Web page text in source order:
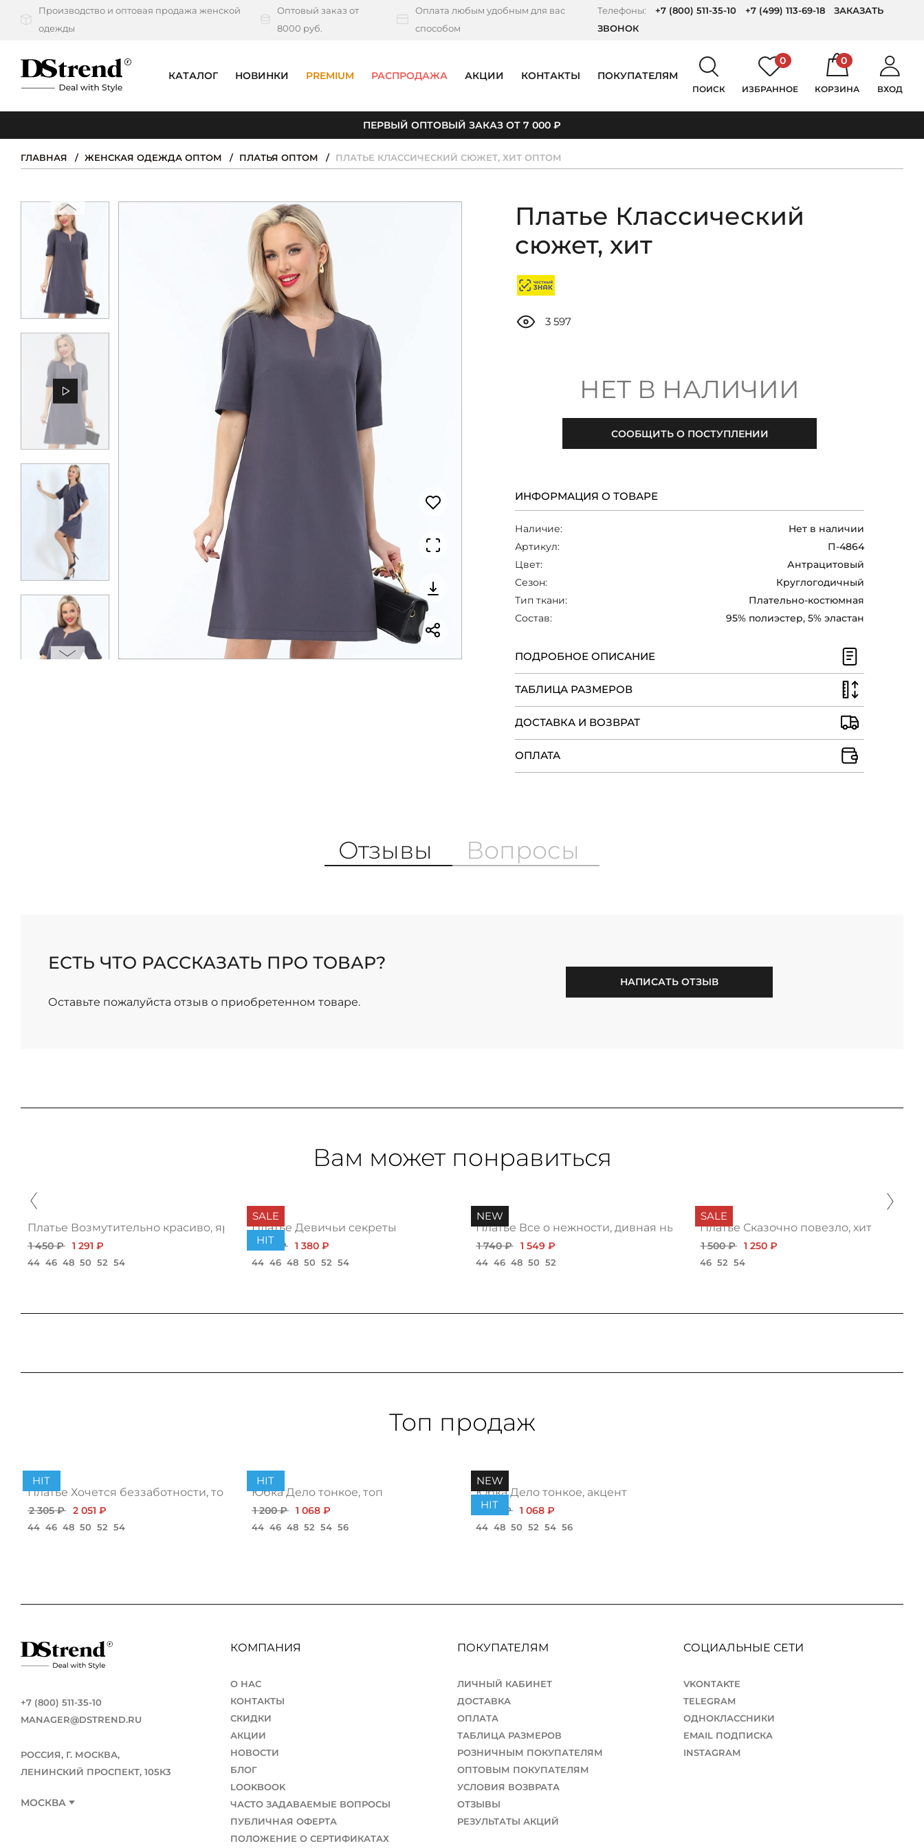
Производство и оптовая продажа женской
одежды
Оптовый заказ от
8000 руб.
Оплата любым удобным для вас
способом
Телефоны: +7 (800) 511-35-10 +7 (499) 113-69-18
ЗАКАЗАТЬ
ЗВОНОК
КАТАЛОГ НОВИНКИ PREMIUM РАСПРОДАЖА АКЦИИ КОНТАКТЫ ПОКУПАТЕЛЯМ
ПОИСК
0
ИЗБРАННОЕ
0
КОРЗИНА ВХОД
ПЕРВЫЙ ОПТОВЫЙ ЗАКАЗ ОТ 7 000 ₽
КАТАЛОГ
НОВИНКИ
PREMIUM
РАСПРОДАЖА
АКЦИИ
КОНТАКТЫ
О НАС
СКИДКИ
ЧАСТО ЗАДАВАЕМЫЕ ВОПРОСЫ
ОПТОВЫМ ПОКУПАТЕЛЯМ
РОЗНИЧНЫМ ПОКУПАТЕЛЯМ
ДОСТАВКА
ОПЛАТА
ТАБЛИЦА РАЗМЕРОВ
ГЛАВНАЯ ЖЕНСКАЯ ОДЕЖДА ОПТОМ ПЛАТЬЯ ОПТОМ ПЛАТЬЕ КЛАССИЧЕСКИЙ СЮЖЕТ, ХИТ ОПТОМ
Платье Классический
сюжет, хит
3 597
НЕТ В НАЛИЧИИ
СООБЩИТЬ О ПОСТУПЛЕНИИ
ИНФОРМАЦИЯ О ТОВАРЕ
Наличие:
Нет в наличии
Артикул:
П-4864
Цвет:
Антрацитовый
Сезон:
Круглогодичный
Тип ткани:
Плательно-костюмная
Состав:
95% полиэстер, 5% эластан
ПОДРОБНОЕ ОПИСАНИЕ
ТАБЛИЦА РАЗМЕРОВ
ДОСТАВКА И ВОЗВРАТ
ОПЛАТА
Отзывы Вопросы
ЕСТЬ ЧТО РАССКАЗАТЬ ПРО ТОВАР?
Оставьте пожалуйста отзыв о приобретенном товаре.
НАПИСАТЬ ОТЗЫВ
Вам может понравиться
топ
Платье Возмутительно красиво, яркая нью
1 450 ₽ 1 291 ₽
44 46 48 50 52 54
SALE
HIT
Платье Девичьи секреты
1 595 ₽ 1 380 ₽
44 46 48 50 52 54
NEW
Платье Все о нежности, дивная нью
1 740 ₽ 1 549 ₽
44 46 48 50 52
SALE
Платье Сказочно повезло, хит
1 500 ₽ 1 250 ₽
46 52 54
Топ продаж
HIT
Платье Хочется беззаботности, топ
2 305 ₽ 2 051 ₽
44 46 48 50 52 54
HIT
Юбка Дело тонкое, топ
1 200 ₽ 1 068 ₽
44 46 48 52 54 56
NEW
HIT
Юбка Дело тонкое, акцент
1 200 ₽ 1 068 ₽
44 48 50 52 54 56
+7 (800) 511-35-10
MANAGER@DSTREND.RU
РОССИЯ, Г. МОСКВА,
ЛЕНИНСКИЙ ПРОСПЕКТ, 105К3
МОСКВА
КОМПАНИЯ
О НАС
КОНТАКТЫ
СКИДКИ
АКЦИИ
НОВОСТИ
БЛОГ
LOOKBOOK
ЧАСТО ЗАДАВАЕМЫЕ ВОПРОСЫ
ПУБЛИЧНАЯ ОФЕРТА
ПОЛОЖЕНИЕ О СЕРТИФИКАТАХ
ПОКУПАТЕЛЯМ
ЛИЧНЫЙ КАБИНЕТ
ДОСТАВКА
ОПЛАТА
ТАБЛИЦА РАЗМЕРОВ
РОЗНИЧНЫМ ПОКУПАТЕЛЯМ
ОПТОВЫМ ПОКУПАТЕЛЯМ
УСЛОВИЯ ВОЗВРАТА
ОТЗЫВЫ
РЕЗУЛЬТАТЫ АКЦИЙ
СОЦИАЛЬНЫЕ СЕТИ
VKONTAKTE
TELEGRAM
ОДНОКЛАССНИКИ
EMAIL ПОДПИСКА
INSTAGRAM